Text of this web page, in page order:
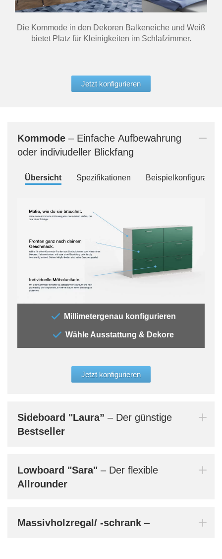
Die Kommode in den Dekoren Balkeneiche und Weiß
bietet Platz für Kleinigkeiten im Schlafzimmer.
Jetzt konfigurieren
Kommode – Einfache Aufbewahrung
oder indiviudeller Blickfang
Übersicht Spezifikationen
Millimetergenau konfigurieren
Wähle Ausstattung & Dekore
Jetzt konfigurieren
Sideboard "Laura” – Der günstige
Bestseller
Lowboard "Sara" – Der flexible
Allrounder
Massivholzregal/ -schrank –